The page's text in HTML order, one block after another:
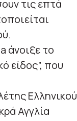
τις επτά
άνοιξε το
είδος”, που
Ελληνικού
Αγγλία